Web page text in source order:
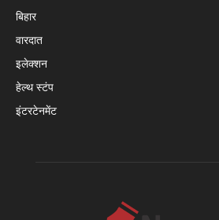
बिहार
वारदात
इलेक्शन
हेल्थ स्टंप
इंटरटेनमेंट